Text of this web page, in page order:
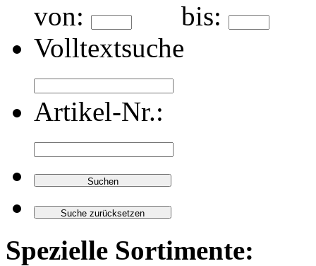
von:
bis:
Volltextsuche
Artikel-Nr.:
Spezielle Sortimente: